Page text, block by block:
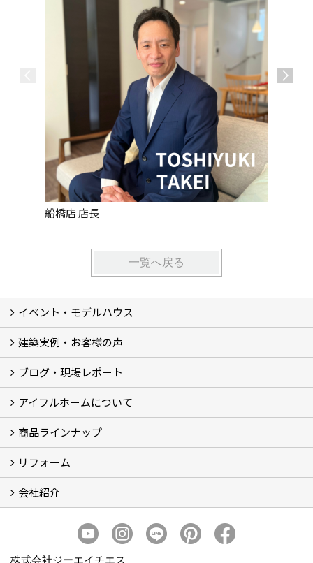
船橋店 店長
一覧へ戻る
イベント・モデルハウス
イベント
モデルハウス見学
建築実例・お客様の声
建築実例
お客様の声
ブログ・現場レポート
ブログ
現場レポート
アイフルホームについて
アイフルホームについて (5)
商品ラインナップ
商品ラインナップ
リフォーム
まるごと断熱リフォーム
イベント情報
施工事例
会社紹介
スタッフ紹介
個人情報保護方針
株式会社ジーエイチエス